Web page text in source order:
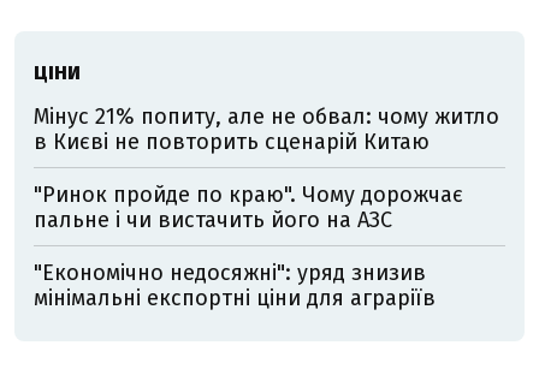
ЦІНИ
Мінус 21% попиту, але не обвал: чому житло
в Києві не повторить сценарій Китаю
"Ринок пройде по краю". Чому дорожчає
пальне і чи вистачить його на АЗС
"Економічно недосяжні": уряд знизив
мінімальні експортні ціни для аграріїв